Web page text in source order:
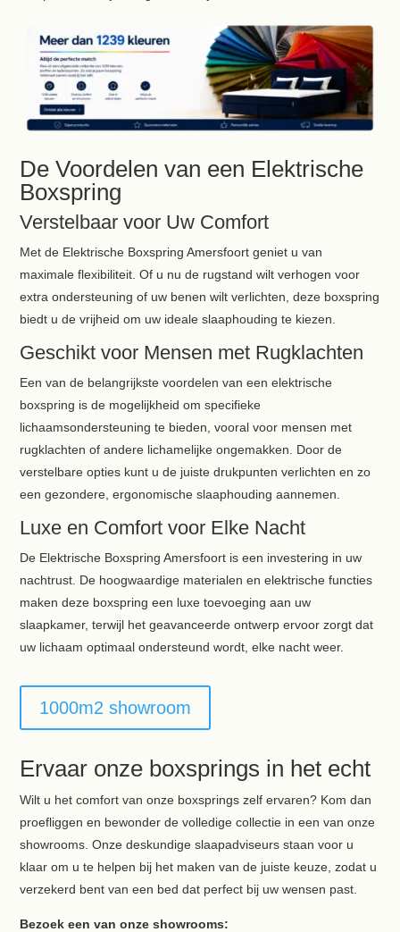
De Voordelen van een Elektrische
Boxspring
Verstelbaar voor Uw Comfort
Met de Elektrische Boxspring Amersfoort geniet u van
maximale flexibiliteit. Of u nu de rugstand wilt verhogen voor
extra ondersteuning of uw benen wilt verlichten, deze boxspring
biedt u de vrijheid om uw ideale slaaphouding te kiezen.
Geschikt voor Mensen met Rugklachten
Een van de belangrijkste voordelen van een elektrische
boxspring is de mogelijkheid om specifieke
lichaamsondersteuning te bieden, vooral voor mensen met
rugklachten of andere lichamelijke ongemakken. Door de
verstelbare opties kunt u de juiste drukpunten verlichten en zo
een gezondere, ergonomische slaaphouding aannemen.
Luxe en Comfort voor Elke Nacht
De Elektrische Boxspring Amersfoort is een investering in uw
nachtrust. De hoogwaardige materialen en elektrische functies
maken deze boxspring een luxe toevoeging aan uw
slaapkamer, terwijl het geavanceerde ontwerp ervoor zorgt dat
uw lichaam optimaal ondersteund wordt, elke nacht weer.
1000m2 showroom
Ervaar onze boxsprings in het echt
Wilt u het comfort van onze boxsprings zelf ervaren? Kom dan
proefliggen en bewonder de volledige collectie in een van onze
showrooms. Onze deskundige slaapadviseurs staan voor u
klaar om u te helpen bij het maken van de juiste keuze, zodat u
verzekerd bent van een bed dat perfect bij uw wensen past.
Bezoek een van onze showrooms: